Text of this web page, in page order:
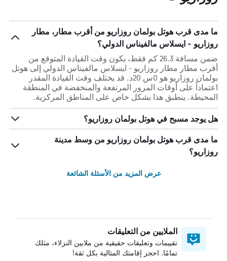
ما مدى قرب هوتل بولمان روزاريو من أقرب مطار، مطار
روزاريو - ايسلاس مالفيناس الدولي؟
ضمن مسافة 26.3 كم فقط، يكون وقت القيادة المتوقع من
أقرب مطار مطار روزاريو - ايسلاس مالفيناس الدولي إلى هوتل
بولمان روزاريو هو 0س 20د. قد يختلف وقت القيادة المقدر
اعتماداً على أوقات المرور المرتفعة والمنخفضة في المنطقة
المحيطة. ينطبق هذا بشكل خاص على المناطق المركزية.
هل يوجد مسبح في هوتل بولمان روزاريو؟
ما مدى قرب هوتل بولمان روزاريو من وسط مدينة
روزاريو؟
عرض المزيد من الأسئلة الشائعة
الملايين من التعليقات
تقييمات وتعليقات حقيقية من ملايين النزلاء، مثلك
تمامًا. احجز إقامتك المثالية بكل ثقة!